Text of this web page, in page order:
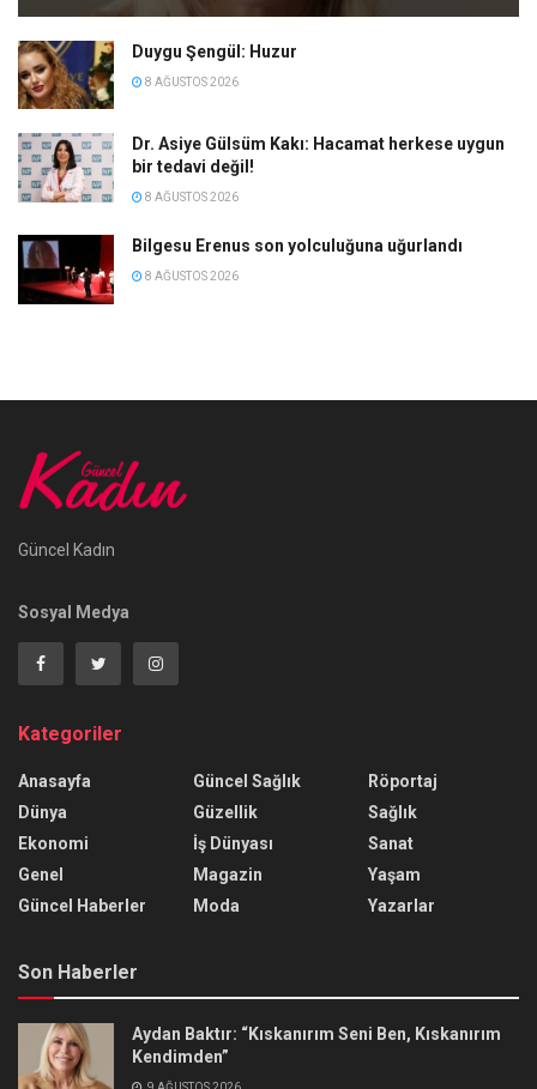
Duygu Şengül: Huzur
8 AĞUSTOS 2026
Dr. Asiye Gülsüm Kakı: Hacamat herkese uygun
bir tedavi değil!
8 AĞUSTOS 2026
Bilgesu Erenus son yolculuğuna uğurlandı
8 AĞUSTOS 2026
Güncel Kadın
Sosyal Medya
Kategoriler
Anasayfa
Dünya
Ekonomi
Genel
Güncel Haberler
Güncel Sağlık
Güzellik
İş Dünyası
Magazin
Moda
Röportaj
Sağlık
Sanat
Yaşam
Yazarlar
Son Haberler
Aydan Baktır: “Kıskanırım Seni Ben, Kıskanırım
Kendimden”